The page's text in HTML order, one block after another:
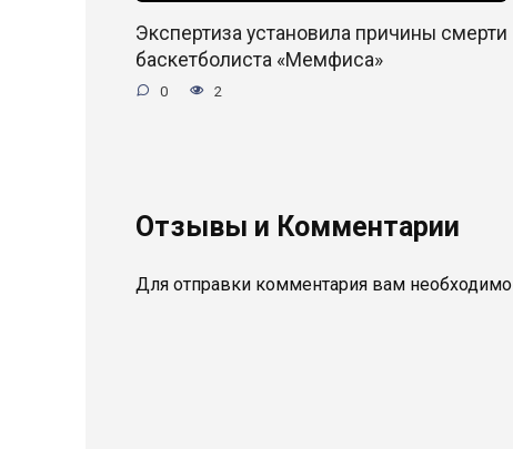
Экспертиза установила причины смерти
баскетболиста «Мемфиса»
0 2
Отзывы и Комментарии
Для отправки комментария вам необходимо